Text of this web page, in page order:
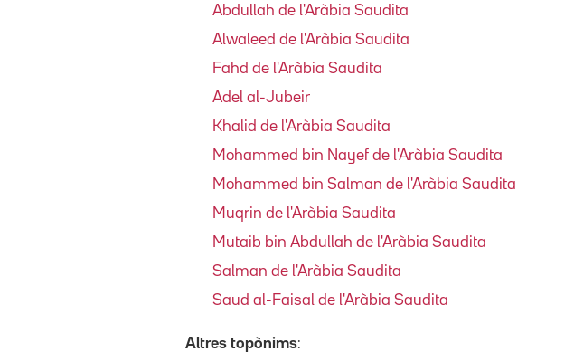
Abdullah de l'Aràbia Saudita
Alwaleed de l'Aràbia Saudita
Fahd de l'Aràbia Saudita
Adel al-Jubeir
Khalid de l'Aràbia Saudita
Mohammed bin Nayef de l'Aràbia Saudita
Mohammed bin Salman de l'Aràbia Saudita
Muqrin de l'Aràbia Saudita
Mutaib bin Abdullah de l'Aràbia Saudita
Salman de l'Aràbia Saudita
Saud al-Faisal de l'Aràbia Saudita
Altres topònims: